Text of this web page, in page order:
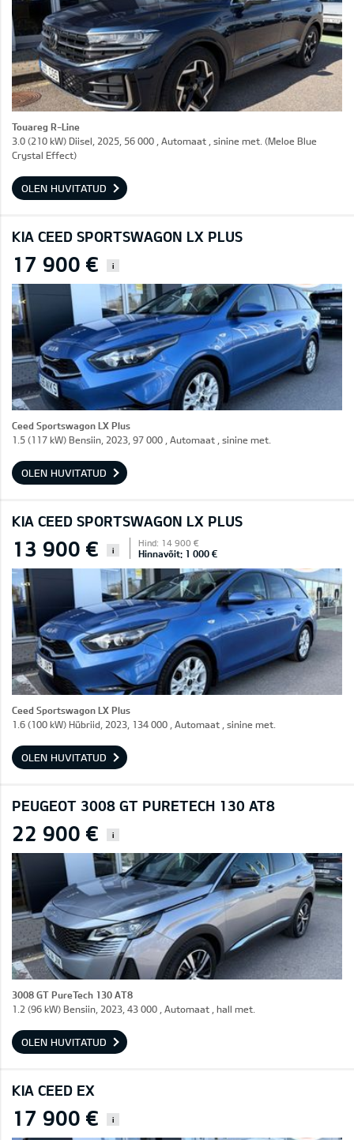
Touareg R-Line
3.0 (210 kW) Diisel, 2025, 56 000 , Automaat , sinine met. (Meloe Blue
Crystal Effect)
OLEN HUVITATUD
KIA CEED SPORTSWAGON LX PLUS
17 900 € i
Ceed Sportswagon LX Plus
1.5 (117 kW) Bensiin, 2023, 97 000 , Automaat , sinine met.
OLEN HUVITATUD
KIA CEED SPORTSWAGON LX PLUS
13 900 € i
Hind: 14 900 €
Hinnavõit: 1 000 €
Ceed Sportswagon LX Plus
1.6 (100 kW) Hübriid, 2023, 134 000 , Automaat , sinine met.
OLEN HUVITATUD
PEUGEOT 3008 GT PURETECH 130 AT8
22 900 € i
3008 GT PureTech 130 AT8
1.2 (96 kW) Bensiin, 2023, 43 000 , Automaat , hall met.
OLEN HUVITATUD
KIA CEED EX
17 900 € i